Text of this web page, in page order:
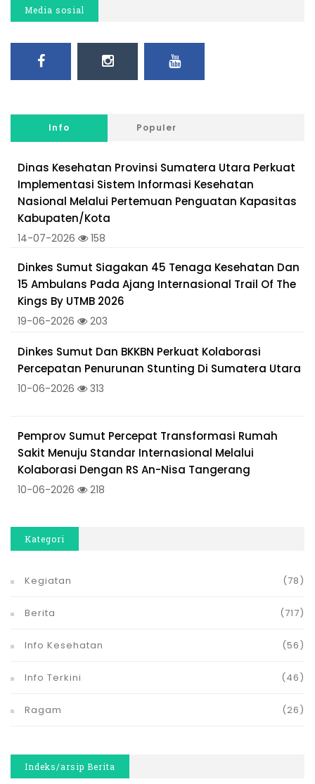
Media sosial
Info Populer
Dinas Kesehatan Provinsi Sumatera Utara Perkuat
Implementasi Sistem Informasi Kesehatan
Nasional Melalui Pertemuan Penguatan Kapasitas
Kabupaten/Kota
14-07-2026 158
Dinkes Sumut Siagakan 45 Tenaga Kesehatan Dan
15 Ambulans Pada Ajang Internasional Trail Of The
Kings By UTMB 2026
19-06-2026 203
Dinkes Sumut Dan BKKBN Perkuat Kolaborasi
Percepatan Penurunan Stunting Di Sumatera Utara
10-06-2026 313
Pemprov Sumut Percepat Transformasi Rumah
Sakit Menuju Standar Internasional Melalui
Kolaborasi Dengan RS An-Nisa Tangerang
10-06-2026 218
Kategori
Kegiatan (78)
Berita (717)
Info Kesehatan (56)
Info Terkini (46)
Ragam (26)
Indeks/arsip Berita